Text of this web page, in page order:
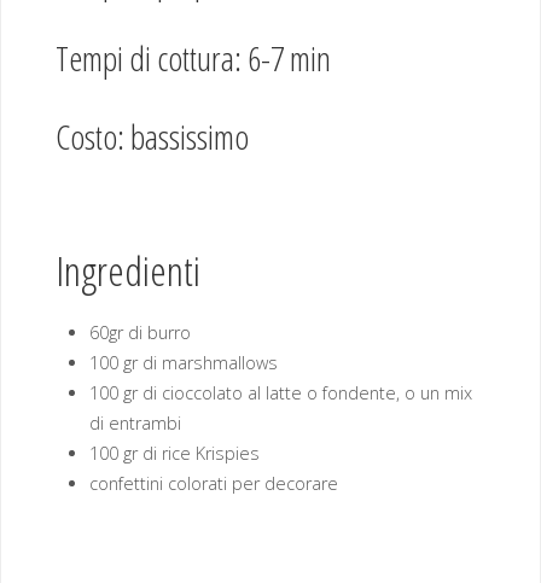
Tempi di cottura: 6-7 min
Costo: bassissimo
Ingredienti
60gr di burro
100 gr di marshmallows
100 gr di cioccolato al latte o fondente, o un mix
di entrambi
100 gr di rice Krispies
confettini colorati per decorare